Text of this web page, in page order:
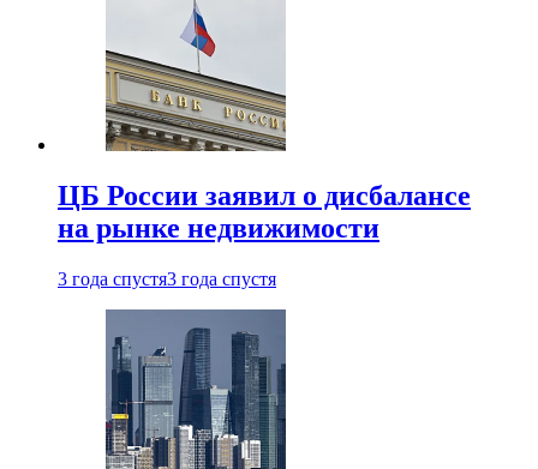
ЦБ России заявил о дисбалансе
на рынке недвижимости
3 года спустя3 года спустя